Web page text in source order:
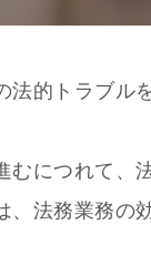
法的トラブル
むにつれて、
、法務業務の